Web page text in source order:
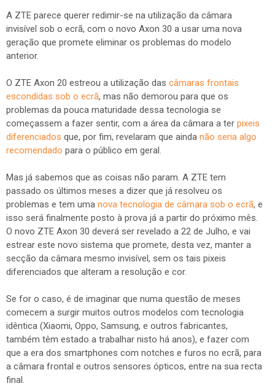
A ZTE parece querer redimir-se na utilização da câmara
invisível sob o ecrã, com o novo Axon 30 a usar uma nova
geração que promete eliminar os problemas do modelo
anterior.
O ZTE Axon 20 estreou a utilização das câmaras frontais
escondidas sob o ecrã, mas não demorou para que os
problemas da pouca maturidade dessa tecnologia se
começassem a fazer sentir, com a área da câmara a ter pixeis
diferenciados que, por fim, revelaram que ainda não seria algo
recomendado para o público em geral.
Mas já sabemos que as coisas não param. A ZTE tem
passado os últimos meses a dizer que já resolveu os
problemas e tem uma nova tecnologia de câmara sob o ecrã, e
isso será finalmente posto à prova já a partir do próximo mês.
O novo ZTE Axon 30 deverá ser revelado a 22 de Julho, e vai
estrear este novo sistema que promete, desta vez, manter a
secção da câmara mesmo invisível, sem os tais pixeis
diferenciados que alteram a resolução e cor.
Se for o caso, é de imaginar que numa questão de meses
comecem a surgir muitos outros modelos com tecnologia
idêntica (Xiaomi, Oppo, Samsung, e outros fabricantes,
também têm estado a trabalhar nisto há anos), e fazer com
que a era dos smartphones com notches e furos no ecrã, para
a câmara frontal e outros sensores ópticos, entre na sua recta
final.